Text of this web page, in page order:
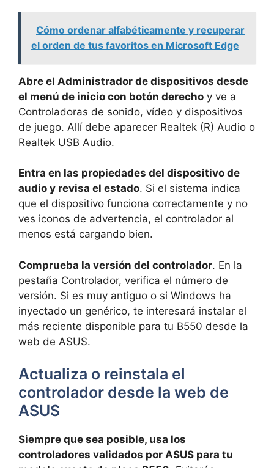
Cómo ordenar alfabéticamente y recuperar
el orden de tus favoritos en Microsoft Edge
Abre el Administrador de dispositivos desde
el menú de inicio con botón derecho y ve a
Controladoras de sonido, vídeo y dispositivos
de juego. Allí debe aparecer Realtek (R) Audio o
Realtek USB Audio.
Entra en las propiedades del dispositivo de
audio y revisa el estado. Si el sistema indica
que el dispositivo funciona correctamente y no
ves iconos de advertencia, el controlador al
menos está cargando bien.
Comprueba la versión del controlador. En la
pestaña Controlador, verifica el número de
versión. Si es muy antiguo o si Windows ha
inyectado un genérico, te interesará instalar el
más reciente disponible para tu B550 desde la
web de ASUS.
Actualiza o reinstala el
controlador desde la web de
ASUS
Siempre que sea posible, usa los
controladores validados por ASUS para tu